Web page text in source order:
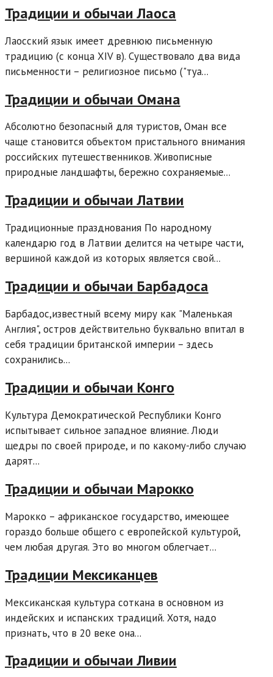
Традиции и обычаи Лаоса
Лаосский язык имеет древнюю письменную
традицию (с конца XIV в). Существовало два вида
письменности – религиозное письмо ("туа...
Традиции и обычаи Омана
Абсолютно безопасный для туристов, Оман все
чаще становится объектом пристального внимания
российских путешественников. Живописные
природные ландшафты, бережно сохраняемые...
Традиции и обычаи Латвии
Традиционные празднования По народному
календарю год в Латвии делится на четыре части,
вершиной каждой из которых является свой...
Традиции и обычаи Барбадоса
Барбадос,известный всему миру как "Маленькая
Англия", остров действительно буквально впитал в
себя традиции британской империи – здесь
сохранились...
Традиции и обычаи Конго
Культура Демократической Республики Конго
испытывает сильное западное влияние. Люди
щедры по своей природе, и по какому-либо случаю
дарят...
Традиции и обычаи Марокко
Марокко – африканское государство, имеющее
гораздо больше общего с европейской культурой,
чем любая другая. Это во многом облегчает...
Традиции Мексиканцев
Мексиканская культура соткана в основном из
индейских и испанских традиций. Хотя, надо
признать, что в 20 веке она...
Традиции и обычаи Ливии